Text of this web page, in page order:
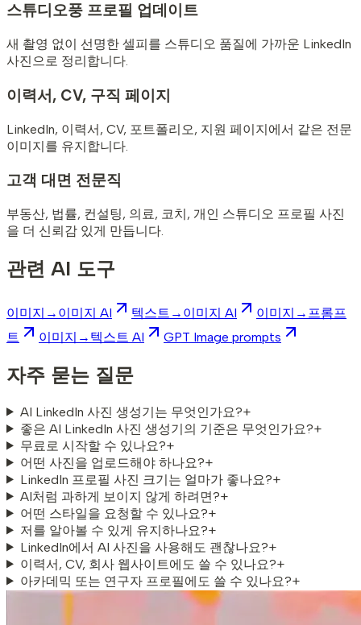
스튜디오풍 프로필 업데이트
새 촬영 없이 선명한 셀피를 스튜디오 품질에 가까운 LinkedIn
사진으로 정리합니다.
이력서, CV, 구직 페이지
LinkedIn, 이력서, CV, 포트폴리오, 지원 페이지에서 같은 전문
이미지를 유지합니다.
고객 대면 전문직
부동산, 법률, 컨설팅, 의료, 코치, 개인 스튜디오 프로필 사진
을 더 신뢰감 있게 만듭니다.
관련 AI 도구
이미지→이미지 AI 텍스트→이미지 AI
이미지→프롬프
트
이미지→텍스트 AI GPT Image prompts
자주 묻는 질문
AI LinkedIn 사진 생성기는 무엇인가요?+
좋은 AI LinkedIn 사진 생성기의 기준은 무엇인가요?+
무료로 시작할 수 있나요?+
어떤 사진을 업로드해야 하나요?+
LinkedIn 프로필 사진 크기는 얼마가 좋나요?+
AI처럼 과하게 보이지 않게 하려면?+
어떤 스타일을 요청할 수 있나요?+
저를 알아볼 수 있게 유지하나요?+
LinkedIn에서 AI 사진을 사용해도 괜찮나요?+
이력서, CV, 회사 웹사이트에도 쓸 수 있나요?+
아카데믹 또는 연구자 프로필에도 쓸 수 있나요?+